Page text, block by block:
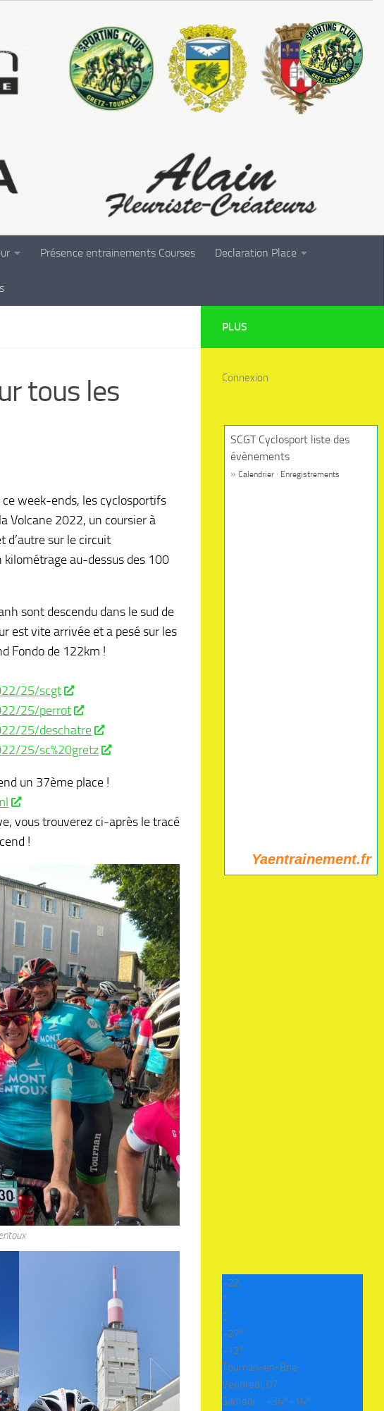
à La Bergerie à 14h00.
Présence entrainements Courses Declaration Place
tous les
week-ends, les cyclosportifs
Volcane 2022, un coursier à
d’autre sur le circuit
kilométrage au-dessus des 100
sont descendu dans le sud de
est vite arrivée et a pesé sur les
Fondo de 122km !
25/scgt
25/perrot
25/deschatre
25/sc%20gretz
un 37ème place !
vous trouverez ci-après le tracé
!
PLUS
Connexion
SCGT Cyclosport liste des
évènements
» Calendrier · Enregistrements
Yaentrainement.fr
+22
°
C
+27°
+12°
Tournan-en-Brie
Vendredi, 07
Samedi
+34°+14°